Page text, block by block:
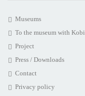
Museums
To the museum with Kobi
Project
Press / Downloads
Contact
Privacy policy